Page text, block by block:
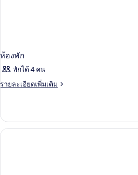
ห้องพัก
พักได้ 4 คน
รายละเอียดเพิ่มเติม
ราย
เกี่ยว
กับ
ห้อง